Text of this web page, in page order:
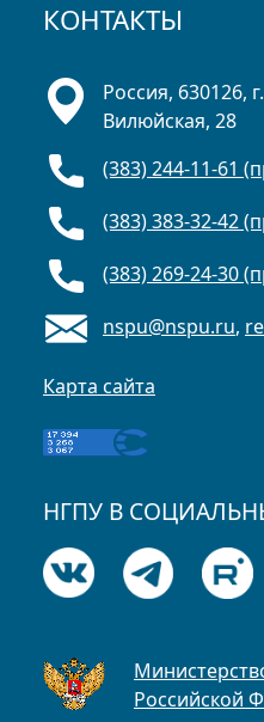
КОНТАКТЫ
Россия, 630126,
Вилюйская, 28
(383) 244-11-61
(383) 383-32-42
(383) 269-24-30
nspu@nspu.ru,
Карта сайта
НГПУ В
Российской